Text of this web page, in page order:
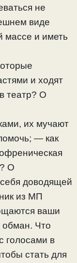
не
виде
массе и иметь
и ходят
театр? О
их мучают
— как
О
доводящей
из МП
ваши
обман. Что
голосами в
стать для